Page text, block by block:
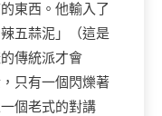
東西。他輸入了
五蒜泥」（這是
傳統派才會
只有一個閃爍著
個老式的對講